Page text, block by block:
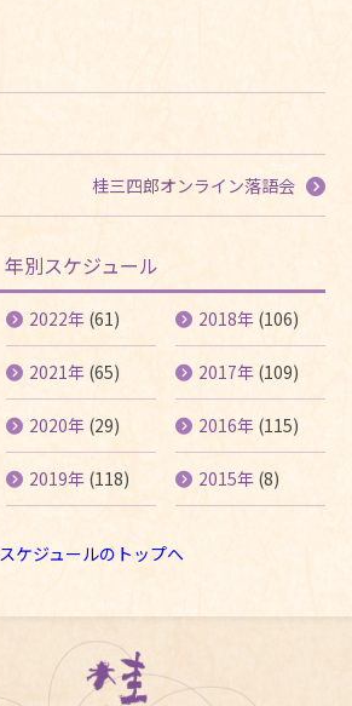
桂三四郎オンライン落語会
年別スケジュール
2022年 (61)
2021年 (65)
2020年 (29)
2019年 (118)
2018年(106)
2017年(109)
2016年(115)
2015年(8)
スケジュールのトップへ